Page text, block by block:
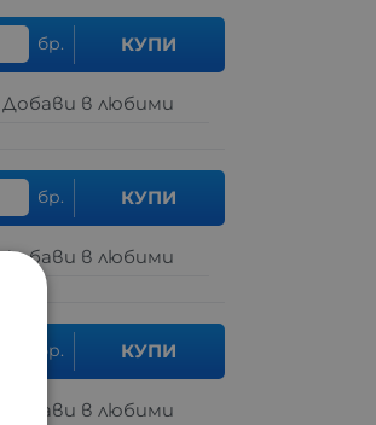
бр. КУПИ
Добави в любими
бр. КУПИ
Добави в любими
бр. КУПИ
Добави в любими